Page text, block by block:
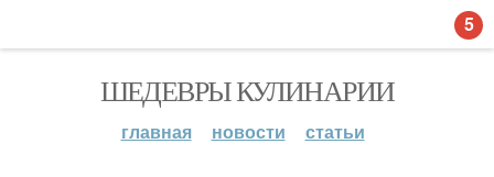
ШЕДЕВРЫ КУЛИНАРИИ
главная новости статьи
5